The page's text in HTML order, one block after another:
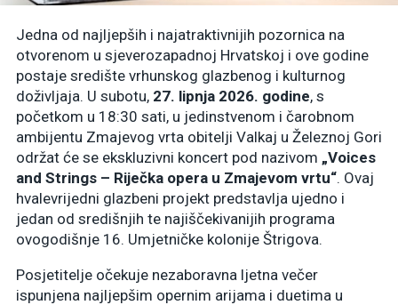
Jedna od najljepših i najatraktivnijih pozornica na
otvorenom u sjeverozapadnoj Hrvatskoj i ove godine
postaje središte vrhunskog glazbenog i kulturnog
doživljaja. U subotu, 27. lipnja 2026. godine, s
početkom u 18:30 sati, u jedinstvenom i čarobnom
ambijentu Zmajevog vrta obitelji Valkaj u Železnoj Gori
održat će se ekskluzivni koncert pod nazivom „Voices
and Strings – Riječka opera u Zmajevom vrtu“. Ovaj
hvalevrijedni glazbeni projekt predstavlja ujedno i
jedan od središnjih te najiščekivanijih programa
ovogodišnje 16. Umjetničke kolonije Štrigova.
Posjetitelje očekuje nezaboravna ljetna večer
ispunjena najljepšim opernim arijama i duetima u